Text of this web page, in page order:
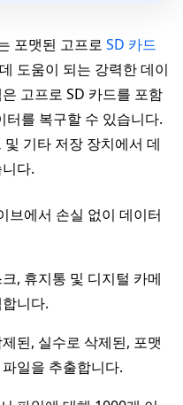
포맷된 고프로 SD 카드
도움이 되는 강력한 데이
고프로 SD 카드를 포함
터를 복구할 수 있습니다.
기타 저장 장치에서 데
다.
브에서 손실 없이 데이터
, 휴지통 및 디지털 카메
니다.
된, 실수로 삭제된, 포맷
일을 추출합니다.